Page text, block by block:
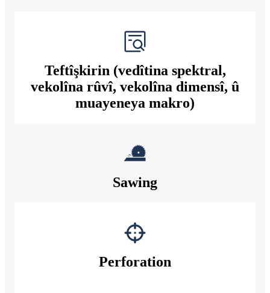
Teftîşkirin (vedîtina spektral,
vekolîna rûvî, vekolîna dimensî, û
muayeneya makro)
Sawing
Perforation